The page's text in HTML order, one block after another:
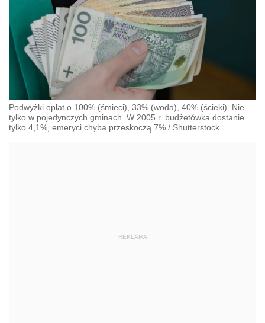
Podwyżki opłat o 100% (śmieci), 33% (woda), 40% (ścieki). Nie
tylko w pojedynczych gminach. W 2005 r. budżetówka dostanie
tylko 4,1%, emeryci chyba przeskoczą 7% / Shutterstock